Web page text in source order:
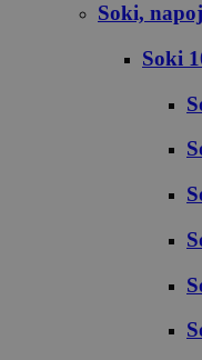
Soki,
Soki